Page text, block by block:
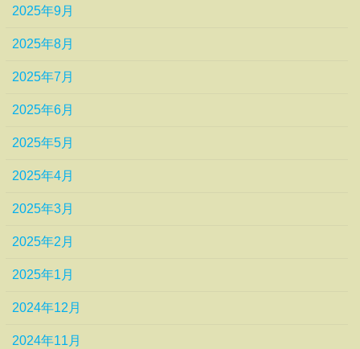
2025年9月
2025年8月
2025年7月
2025年6月
2025年5月
2025年4月
2025年3月
2025年2月
2025年1月
2024年12月
2024年11月